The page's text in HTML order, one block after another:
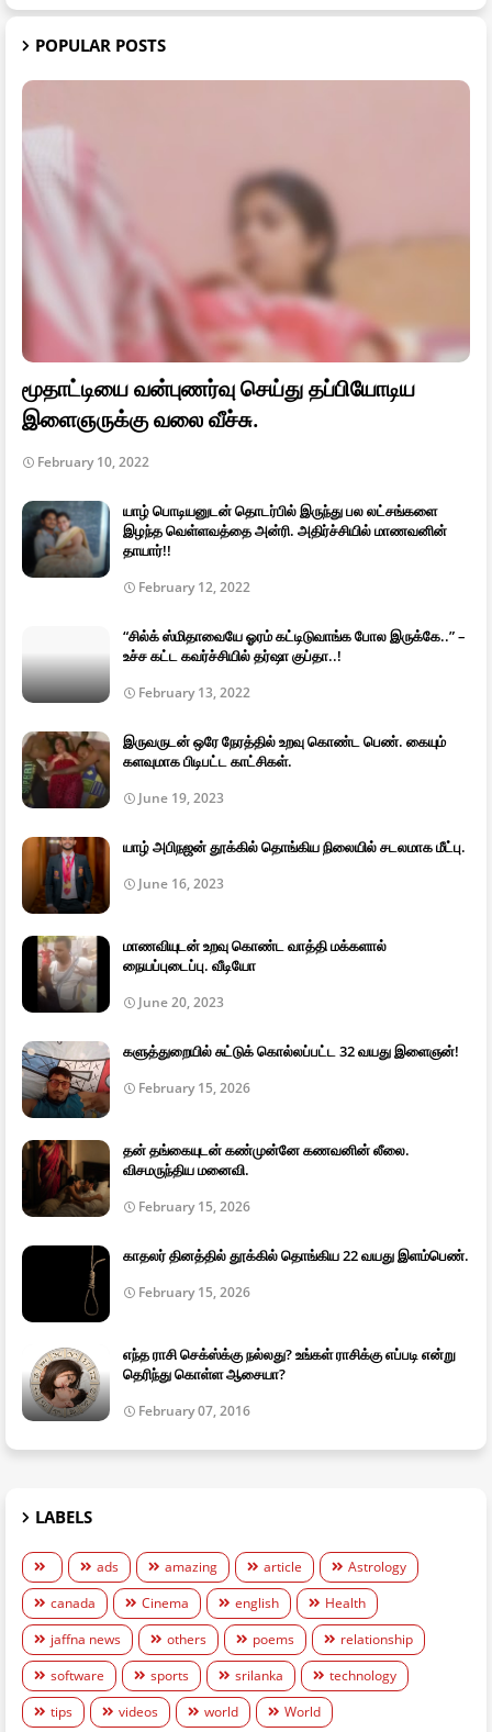
POPULAR POSTS
மூதாட்டியை வன்புணர்வு செய்து தப்பியோடிய
இளைஞருக்கு வலை வீச்சு.
February 10, 2022
யாழ் பொடியனுடன் தொடர்பில் இருந்து பல லட்சங்களை
இழந்த வெள்ளவத்தை அன்ரி. அதிர்ச்சியில் மாணவனின்
தாயார்!!
February 12, 2022
“சில்க் ஸ்மிதாவையே ஓரம் கட்டிடுவாங்க போல இருக்கே..” –
உச்ச கட்ட கவர்ச்சியில் தர்ஷா குப்தா..!
February 13, 2022
இருவருடன் ஒரே நேரத்தில் உறவு கொண்ட பெண். கையும்
களவுமாக பிடிபட்ட காட்சிகள்.
June 19, 2023
யாழ் அபிநஜன் தூக்கில் தொங்கிய நிலையில் சடலமாக மீட்பு.
June 16, 2023
மாணவியுடன் உறவு கொண்ட வாத்தி மக்களால்
நையப்புடைப்பு. வீடியோ
June 20, 2023
களுத்துறையில் சுட்டுக் கொல்லப்பட்ட 32 வயது இளைஞன்!
February 15, 2026
தன் தங்கையுடன் கண்முன்னே கணவனின் லீலை.
விசமருந்திய மனைவி.
February 15, 2026
காதலர் தினத்தில் தூக்கில் தொங்கிய 22 வயது இளம்பெண்.
February 15, 2026
எந்த ராசி செக்ஸ்க்கு நல்லது? உங்கள் ராசிக்கு எப்படி என்று
தெரிந்து கொள்ள ஆசையா?
February 07, 2016
LABELS
ads amazing article
Astrology
canada
Cinema english
Health
jaffna news
others poems
relationship
software
sports srilanka
technology
tips
videos world World